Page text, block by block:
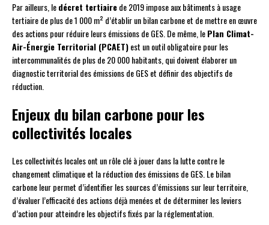
Par ailleurs, ledécret tertiairede 2019 impose aux bâtiments à usage
tertiaire de plus de 1 000 m² d’établir un bilan carbone et de mettre en œuvre
des actions pour réduire leurs émissions de GES. De même, lePlan Climat-
Air-Énergie Territorial (PCAET)est un outil obligatoire pour les
intercommunalités de plus de 20 000 habitants, qui doivent élaborer un
diagnostic territorial des émissions de GES et définir des objectifs de
réduction.
Enjeux du bilan carbone pour les
collectivités locales
Les collectivités locales ont un rôle clé à jouer dans la lutte contre le
changement climatique et la réduction des émissions de GES. Le bilan
carbone leur permet d’identifier les sources d’émissions sur leur territoire,
d’évaluer l’efficacité des actions déjà menées et de déterminer les leviers
d’action pour atteindre les objectifs fixés par la réglementation.